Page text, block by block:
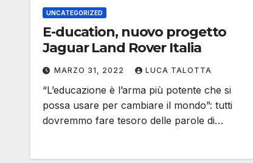
UNCATEGORIZED
E-ducation, nuovo progetto
Jaguar Land Rover Italia
MARZO 31, 2022 LUCA TALOTTA
“L’educazione è l’arma più potente che si
possa usare per cambiare il mondo”: tutti
dovremmo fare tesoro delle parole di…